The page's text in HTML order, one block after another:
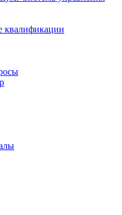
квалификации